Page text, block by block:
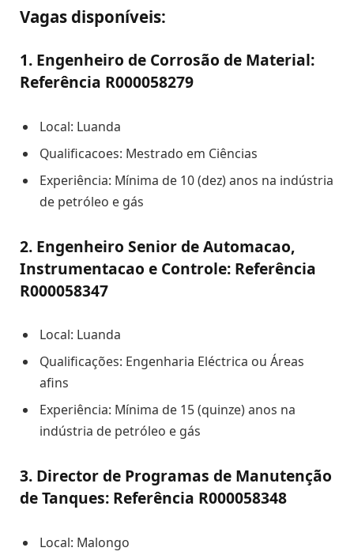
Vagas disponíveis:
1. Engenheiro de Corrosão de Material:
Referência R000058279
Local: Luanda
Qualificacoes: Mestrado em Ciências
Experiência: Mínima de 10 (dez) anos na indústria
de petróleo e gás
2. Engenheiro Senior de Automacao,
Instrumentacao e Controle: Referência
R000058347
Local: Luanda
Qualificações: Engenharia Eléctrica ou Áreas
afins
Experiência: Mínima de 15 (quinze) anos na
indústria de petróleo e gás
3. Director de Programas de Manutenção
de Tanques: Referência R000058348
Local: Malongo